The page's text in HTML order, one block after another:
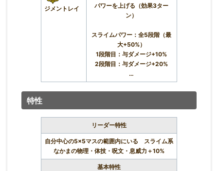
ジメントレイ
パワーを上げる（効果3ター
ン）
スライムパワー：全5段階（最
大+50%）
1段階目：与ダメージ+10%
2段階目：与ダメージ+20%
…
特性
リーダー特性
自分中心の5×5マスの範囲内にいる スライム系
なかまの物理・体技・呪文・息威力＋10%
基本特性